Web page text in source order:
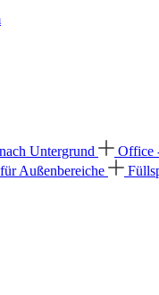
Untergrund Office
Außenbereiche